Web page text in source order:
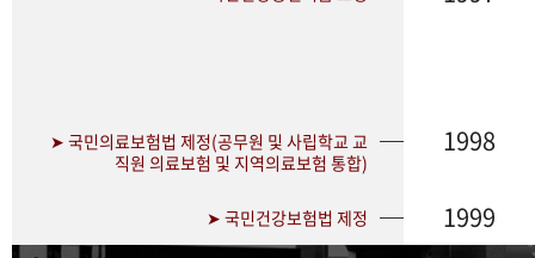
➤ 국민의료보험법 제정(공무원 및 사립학교 교
직원 의료보험 및 지역의료보험 통합)
1998
➤ 국민건강보험법 제정 1999